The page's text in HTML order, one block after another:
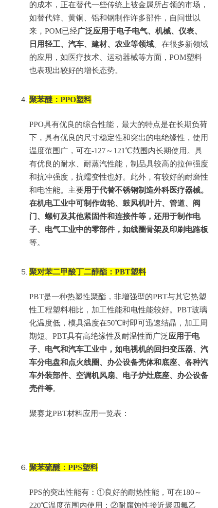
的成本，正在替代一些传统上被金属所占领的市场，
如替代锌、黄铜、铝和钢制作许多部件，自问世以
来，POM已经广泛应用于电子电气、机械、仪表、
日用轻工、汽车、建材、农业等领域。在很多新领域
的应用，如医疗技术、运动器械等方面，POM塑料
也表现出较好的增长态势。
聚苯醚：PPO塑料
PPO具有优良的综合性能，最大的特点是在长期负荷
下，具有优良的尺寸稳定性和突出的电绝缘性，使用
温度范围广，可在-127～121℃范围内长期使用。具
有优良的耐水、耐蒸汽性能，制品具较高的拉伸强度
和抗冲强度，抗蠕变性也好。此外，有较好的耐磨性
和电性能。主要用于代替不锈钢制造外科医疗器械。
在机电工业中可制作齿轮、鼓风机叶片、管道、阀
门、螺钉及其他紧固件和连接件等，还用于制作电
子、电气工业中的零部件，如线圈骨架及印刷电路板
等。
聚对苯二甲酸丁二醇酯：PBT塑料
PBT是一种热塑性聚酯，非增强型的PBT与其它热塑
性工程塑料相比，加工性能和电性能较好。PBT玻璃
化温度低，模具温度在50℃时即可迅速结晶，加工周
期短。PBT具有高绝缘性及耐温性而广泛应用于电
子、电气和汽车工业中，如电视机的回扫变压器、汽
车分电盘和点火线圈、办公设备壳体和底座、各种汽
车外装部件、空调机风扇、电子炉灶底座、办公设备
壳件等。
聚赛龙PBT材料应用一览表：
聚苯硫醚：PPS塑料
PPS的突出性能有：①良好的耐热性能，可在180～
220℃温度范围内使用；②耐腐蚀性接近聚四氟乙